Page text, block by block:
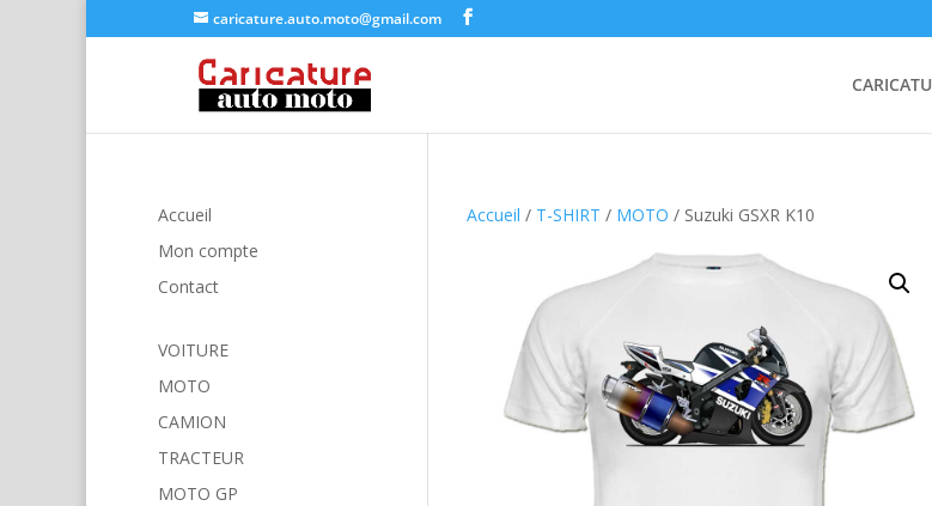
caricature.auto.moto@gmail.com
Accueil / T-SHIRT / MOTO / Suzuki GSXR K10
Accueil
Mon compte
Contact
VOITURE
MOTO
CAMION
TRACTEUR
MOTO GP